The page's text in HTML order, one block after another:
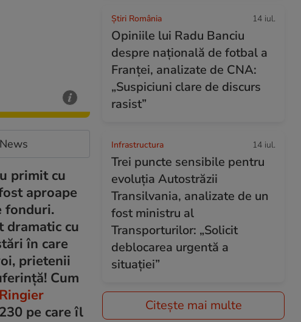
primit cu
aproape
fonduri.
dramatic cu
în care
prietenii
Cum
pe care îl
Știri România 14 iul.
Opiniile lui Radu Banciu
despre națională de fotbal a
Franței, analizate de CNA:
„Suspiciuni clare de discurs
rasist”
Infrastructura 14 iul.
Trei puncte sensibile pentru
evoluția Autostrăzii
Transilvania, analizate de un
fost ministru al
Transporturilor: „Solicit
deblocarea urgentă a
situației”
Citește mai multe